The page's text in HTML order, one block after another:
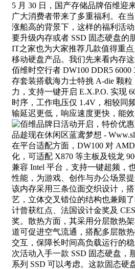
5 月 30 日，国产存储品牌佰维迎
广大消费者带来了多重福利。在
涨船高的背景下，这样的福利活
要升级内存或者 SSD 固态硬盘的
IT之家也为大家推荐几款值得重点
移动硬盘产品。我们先来看内存
佰维时空行者 DW100 DDR5
存套装搭载海力士特挑 A-die 颗
力，支持一键开启 E.X.P.O. 实现
时序，工作电压仅 1.4V，相较同
输延迟更低，响应速度更快，能效
在平台适配方面，DW100 对
化，可适配 X870 等主板及锐龙
兼容 Intel 平台，支持一键超频，
性能，为游戏、创作与办公场景
该内存采用三条位面交织设计，
艺，立体交叉错位的结构也兼顾
计曾获红点、法国设计金奖及
奖。散热方面，其采用分层散热
道可促进空气流通，搭配多层散
交互，保障长时间高负载运行的
次活动入手一款 SSD 固态硬盘，
系列 SSD 可以考虑。这款固态硬